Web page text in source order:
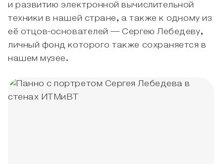
и развитию электронной вычислительной
техники в нашей стране, а также к одному из
её отцов-основателей — Сергею Лебедеву,
личный фонд которого также сохраняется в
нашем музее.